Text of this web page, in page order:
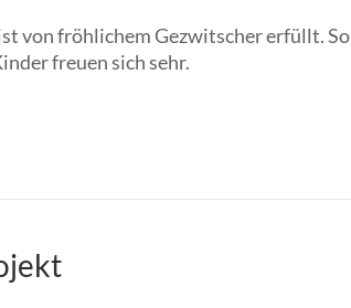
von fröhlichem Gezwitscher erfüllt. So
freuen sich sehr.